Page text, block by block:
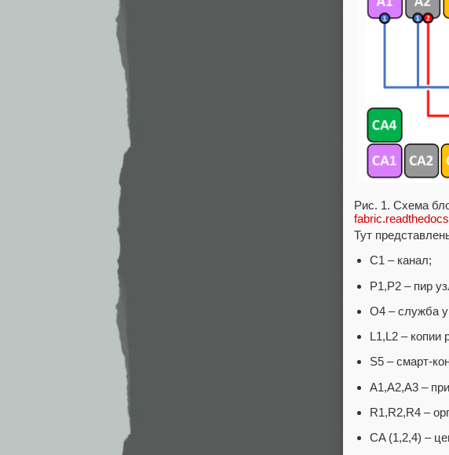
Рис. 1. Схема
Тут
С1 – канал;
P1,P2 – пир
O4 – служба
L1,L2 – копии
S5 – смарт-
А1,А2,А3 –
R1,R2,R4 –
CA (1,2,4) –